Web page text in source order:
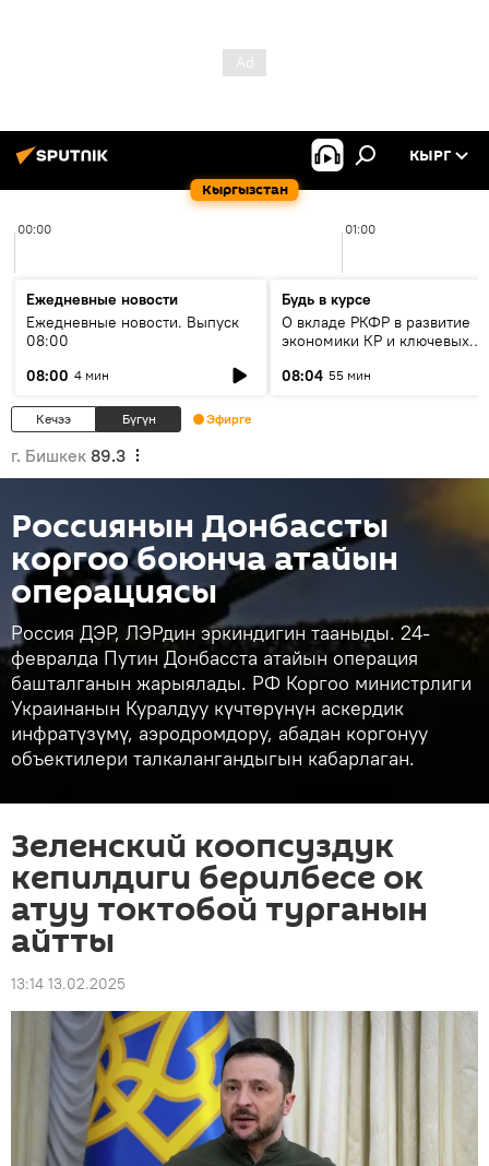
Кыргызстан
КЫРГ
00:00 01:00
Ежедневные новости
Ежедневные новости. Выпуск
08:00
08:00 4 мин
Будь в курсе
О вкладе РКФР в развитие
экономики КР и ключевых
08:04 55 мин
Кечээ Бүгүн Эфирге
г. Бишкек 89.3
Россиянын Донбассты
коргоо боюнча атайын
операциясы
Россия ДЭР, ЛЭРдин эркиндигин тааныды. 24-
февралда Путин Донбасста атайын операция
башталганын жарыялады. РФ Коргоо министрлиги
Украинанын Куралдуу күчтөрүнүн аскердик
инфратүзүмү, аэродромдору, абадан коргонуу
объектилери талкалангандыгын кабарлаган.
Зеленский коопсуздук
кепилдиги берилбесе ок
атуу токтобой турганын
айтты
13:14 13.02.2025